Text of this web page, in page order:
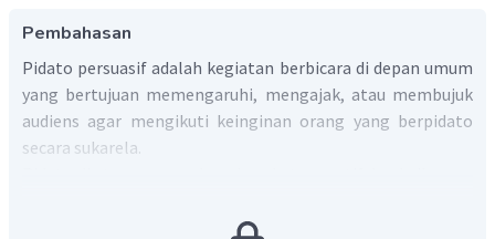
Pembahasan
Pidato persuasif adalah kegiatan berbicara di depan umum
yang bertujuan memengaruhi, mengajak, atau membujuk
audiens agar mengikuti keinginan orang yang berpidato
secara sukarela.
osakata keilmuan yaitu kosakata